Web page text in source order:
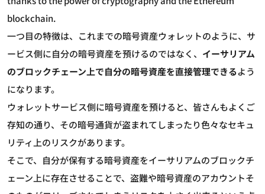
blockchain.
一つ目の特徴は、これまでの暗号資産ウォレットのように、サ
ービス側に自分の暗号資産を預けるのではなく、 イーサリアム
のブロックチェーン上で自分の暗号資産を直接管理できるよう
になります。
ウォレットサービス側に暗号資産を預けると、皆さんもよくご
存知の通り、その暗号通貨が盗まれてしまったり色々なセキュ
リティ上のリスクがあります。
そこで、自分が保有する暗号資産をイーサリアムのブロックチ
ェーン上に存在させることで、盗難や暗号資産のアカウントそ